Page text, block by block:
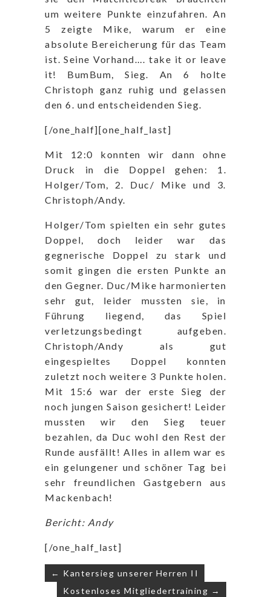
um weitere Punkte einzufahren. An
5 zeigte Mike, warum er eine
absolute Bereicherung für das Team
ist. Seine Vorhand…. take it or leave
it! BumBum, Sieg. An 6 holte
Christoph ganz ruhig und gelassen
den 6. und entscheidenden Sieg.
[/one_half][one_half_last]
Mit 12:0 konnten wir dann ohne
Druck in die Doppel gehen: 1.
Holger/Tom, 2. Duc/ Mike und 3.
Christoph/Andy.
Holger/Tom spielten ein sehr gutes
Doppel, doch leider war das
gegnerische Doppel zu stark und
somit gingen die ersten Punkte an
den Gegner. Duc/Mike harmonierten
sehr gut, leider mussten sie, in
Führung liegend, das Spiel
verletzungsbedingt aufgeben.
Christoph/Andy als gut
eingespieltes Doppel konnten
zuletzt noch weitere 3 Punkte holen.
Mit 15:6 war der erste Sieg der
noch jungen Saison gesichert! Leider
mussten wir den Sieg teuer
bezahlen, da Duc wohl den Rest der
Runde ausfällt! Alles in allem war es
ein gelungener und schöner Tag bei
sehr freundlichen Gastgebern aus
Mackenbach!
Bericht: Andy
[/one_half_last]
Beitragsnavigation
← Kantersieg unserer Herren II
Kostenloses Mitgliedertraining →